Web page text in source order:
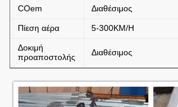
COem Διαθέσιμος
Πίεση αέρα 5-300KM/H
Δοκιμή
προαποστολής
Διαθέσιμος